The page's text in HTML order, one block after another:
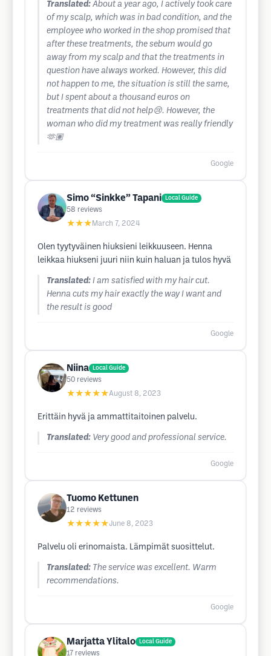
Translated: About a year ago, I actively took care
of my scalp, which was in bad condition, and the
employee who worked in the shop promised that
after these treatments, the sebum would go
away from my scalp and that the treatments in
question have always worked. However, this did
not happen to me, the situation is still the same,
but I spent about a thousand euros on
treatments that did not help😢. However, the
woman who did my treatment was really friendly
🫶🏽
Google
Simo “Sinkke” Tapani Local Guide
58 reviews
★★★ March 7, 2024
Olen tyytyväinen hiuksieni leikkuuseen. Henna
leikkaa hiukseni juuri niin kuin haluan ja tulos hyvä
Translated: I am satisfied with my hair cut.
Henna cuts my hair exactly the way I want and
the result is good
Google
Niina Local Guide
50 reviews
★★★★★August 8, 2023
Erittäin hyvä ja ammattitaitoinen palvelu.
Translated: Very good and professional service.
Google
Tuomo Kettunen
12 reviews
★★★★★June 8, 2023
Palvelu oli erinomaista. Lämpimät suosittelut.
Translated: The service was excellent. Warm
recommendations.
Google
Marjatta Ylitalo Local Guide
17 reviews